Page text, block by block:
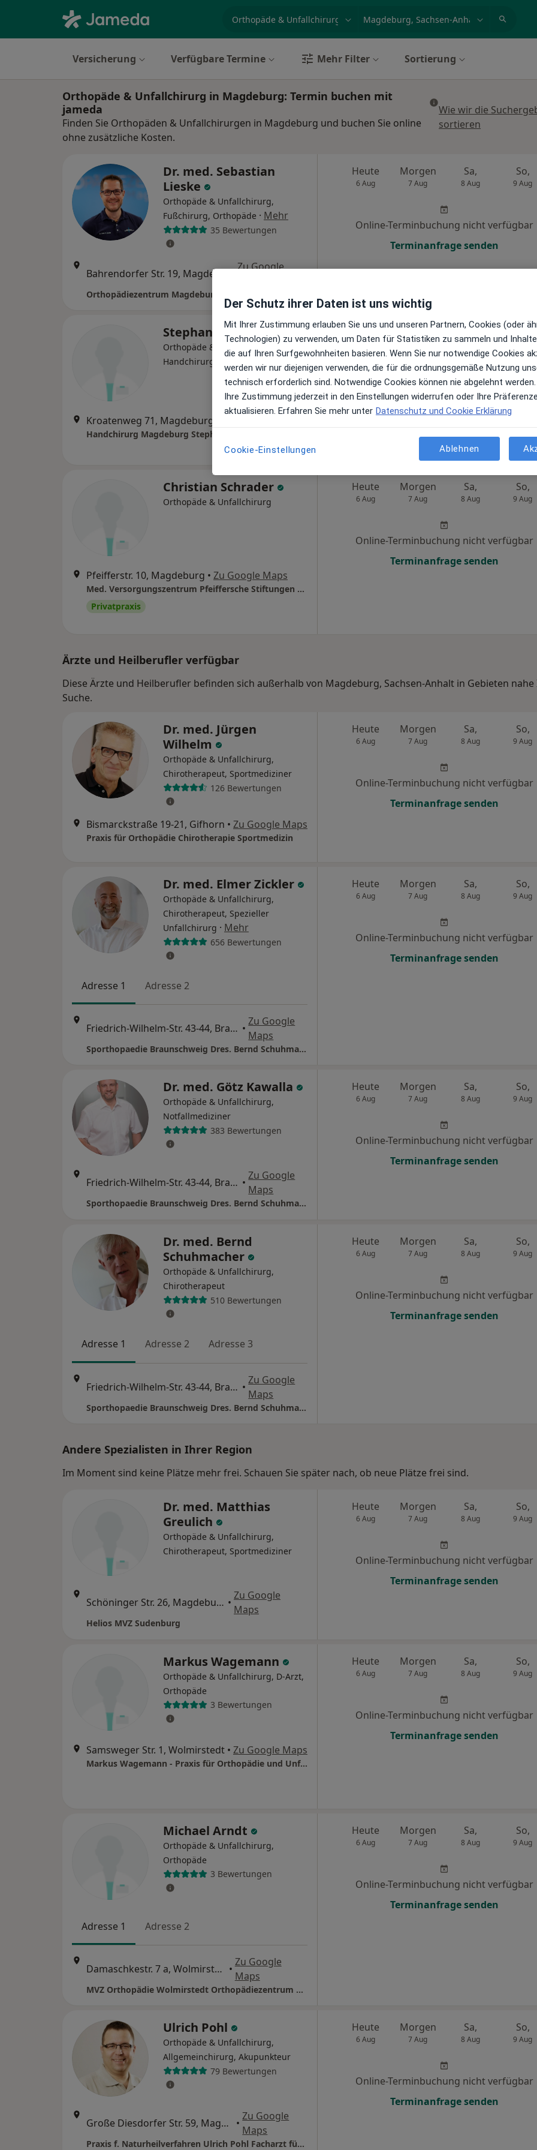
Versicherung Verfügbare Termine Mehr Filter Sortierung
Orthopäde & Unfallchirurg in Magdeburg: Termin buchen mit
jameda
Finden Sie Orthopäden & Unfallchirurgen in Magdeburg und buchen Sie online
ohne zusätzliche Kosten.
Wie wir die
sortieren
Dr. med. Sebastian
Lieske
Orthopäde & Unfallchirurg,
Fußchirurg, Orthopäde · Mehr
35 Bewertungen
Zu Google
Orthopädiezentrum Magdeburg MVZ GmbH
Heute
6 Aug
Morgen
7 Aug
Sa,
8 Aug
So,
9 Aug
Online-Terminbuchung nicht verfügbar
Terminanfrage senden
Stephan Heinrich
Orthopäde & Unfallchirurg,
Handchirurg, Orthopäde
Kroatenweg 71, Magdeburg
Heute
6 Aug
Morgen
7 Aug
Sa,
8 Aug
So,
9 Aug
Online-Terminbuchung nicht verfügbar
Terminanfrage senden
Christian Schrader
Orthopäde & Unfallchirurg
Pfeifferstr. 10, Magdeburg • Zu Google Maps
Med. Versorgungszentrum Pfeiffersche Stiftungen GmbH MVZ im Wichernhaus
Privatpraxis
Heute
6 Aug
Morgen
7 Aug
Sa,
8 Aug
So,
9 Aug
Online-Terminbuchung nicht verfügbar
Terminanfrage senden
Ärzte und Heilberufler verfügbar
Diese Ärzte und Heilberufler befinden sich außerhalb von Magdeburg, Sachsen-Anhalt in Gebieten
Suche.
Dr. med. Jürgen
Wilhelm
Orthopäde & Unfallchirurg,
Chirotherapeut, Sportmediziner
126 Bewertungen
Bismarckstraße 19-21, Gifhorn • Zu Google Maps
Praxis für Orthopädie Chirotherapie Sportmedizin
Heute
6 Aug
Morgen
7 Aug
Sa,
8 Aug
So,
9 Aug
Online-Terminbuchung nicht verfügbar
Terminanfrage senden
Dr. med. Elmer Zickler
Orthopäde & Unfallchirurg,
Chirotherapeut, Spezieller
Unfallchirurg · Mehr
656 Bewertungen
Adresse 1 Adresse 2
Friedrich-Wilhelm-Str. 43-44, Braunschweig •
Zu Google
Maps
Sporthopaedie Braunschweig Dres. Bernd Schuhmacher Götz Kawalla und Elmer Zickler
Heute
6 Aug
Morgen
7 Aug
Sa,
8 Aug
So,
9 Aug
Online-Terminbuchung nicht verfügbar
Terminanfrage senden
Dr. med. Götz Kawalla
Orthopäde & Unfallchirurg,
Notfallmediziner
383 Bewertungen
Friedrich-Wilhelm-Str. 43-44, Braunschweig •
Zu Google
Maps
Sporthopaedie Braunschweig Dres. Bernd Schuhmacher Götz Kawalla und Elmer Zickler
Heute
6 Aug
Morgen
7 Aug
Sa,
8 Aug
So,
9 Aug
Online-Terminbuchung nicht verfügbar
Terminanfrage senden
Dr. med. Bernd
Schuhmacher
Orthopäde & Unfallchirurg,
Chirotherapeut
510 Bewertungen
Adresse 1 Adresse 2 Adresse 3
Friedrich-Wilhelm-Str. 43-44, Braunschweig •
Zu Google
Maps
Sporthopaedie Braunschweig Dres. Bernd Schuhmacher Götz Kawalla und Elmer Zickler
Heute
6 Aug
Morgen
7 Aug
Sa,
8 Aug
So,
9 Aug
Online-Terminbuchung nicht verfügbar
Terminanfrage senden
Andere Spezialisten in Ihrer Region
Im Moment sind keine Plätze mehr frei. Schauen Sie später nach, ob neue Plätze frei sind.
Dr. med. Matthias
Greulich
Orthopäde & Unfallchirurg,
Chirotherapeut, Sportmediziner
Schöninger Str. 26, Magdeburg •
Zu Google
Maps
Helios MVZ Sudenburg
Heute
6 Aug
Morgen
7 Aug
Sa,
8 Aug
So,
9 Aug
Online-Terminbuchung nicht verfügbar
Terminanfrage senden
Markus Wagemann
Orthopäde & Unfallchirurg, D-Arzt,
Orthopäde
3 Bewertungen
Samsweger Str. 1, Wolmirstedt • Zu Google Maps
Markus Wagemann - Praxis für Orthopädie und Unfallchirurgie - D-Arzt
Heute
6 Aug
Morgen
7 Aug
Sa,
8 Aug
So,
9 Aug
Online-Terminbuchung nicht verfügbar
Terminanfrage senden
Michael Arndt
Orthopäde & Unfallchirurg,
Orthopäde
3 Bewertungen
Adresse 1 Adresse 2
Damaschkestr. 7 a, Wolmirstedt •
Zu Google
Maps
MVZ Orthopädie Wolmirstedt Orthopädiezentrum Magdeburg GmbH
Heute
6 Aug
Morgen
7 Aug
Sa,
8 Aug
So,
9 Aug
Online-Terminbuchung nicht verfügbar
Terminanfrage senden
Ulrich Pohl
Orthopäde & Unfallchirurg,
Allgemeinchirurg, Akupunkteur
79 Bewertungen
Große Diesdorfer Str. 59, Magdeburg •
Zu Google
Maps
Praxis f. Naturheilverfahren Ulrich Pohl Facharzt für Orthopädie und Unfallchirurgie
Heute
6 Aug
Morgen
7 Aug
Sa,
8 Aug
So,
9 Aug
Online-Terminbuchung nicht verfügbar
Terminanfrage senden
Der Schutz ihrer Daten ist uns wichtig
Mit Ihrer Zustimmung erlauben Sie uns und unseren Partnern, Cookies (oder
Technologien) zu verwenden, um Daten für Statistiken zu sammeln und
die auf Ihren Surfgewohnheiten basieren. Wenn Sie nur notwendige Cookies
werden wir nur diejenigen verwenden, die für die ordnungsgemäße Nutzung
technisch erforderlich sind. Notwendige Cookies können nie abgelehnt werden.
Ihre Zustimmung jederzeit in den Einstellungen widerrufen oder Ihre
aktualisieren. Erfahren Sie mehr unter Datenschutz und Cookie Erklärung
Cookie-Einstellungen Ablehnen